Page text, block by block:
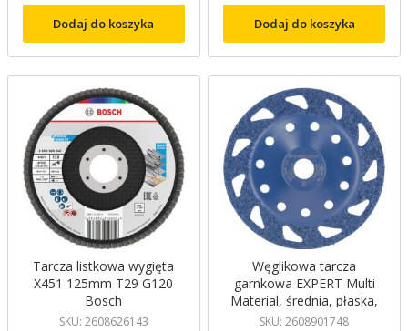
Dodaj do koszyka Dodaj do koszyka
Tarcza listkowa wygięta
X451 125mm T29 G120
Bosch
SKU: 2608626143
Węglikowa tarcza
garnkowa EXPERT Multi
Material, średnia, płaska,
180 mm, 22,23 mm Bosch
SKU: 2608901748